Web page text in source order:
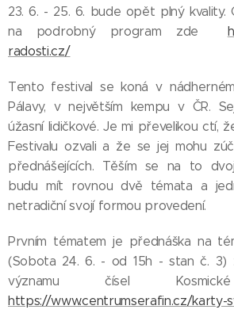
23. 6. - 25. 6. bude opět plný kvality.
na podrobný program zde
radosti.cz/
Tento festival se koná v
Pálavy, v největším kempu v ČR.
úžasní lidičkové. Je mi převelikou ctí,
Festivalu ozvali a že se jej mohu
přednášejících. Těším se na to
budu mít rovnou dvě témata a
netradiční svojí formou provedení.
Prvním tématem je přednáška na
(Sobota 24. 6. - od 15h - stan č. 3)
významu čísel
https://www.centrumserafin.cz/karty-